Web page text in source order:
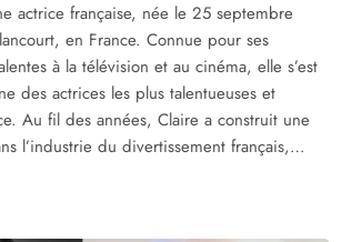
actrice française, née le 25 septembre
en France. Connue pour ses
à la télévision et au cinéma, elle s’est
des actrices les plus talentueuses et
Au fil des années, Claire a construit une
l’industrie du divertissement français,…